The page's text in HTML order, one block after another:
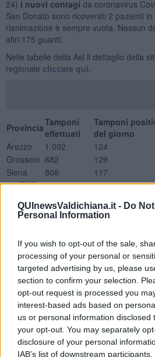
QUInewsValdichiana.it - Do
Personal Information
If you wish to opt-out of the sale,
processing of your personal or
targeted advertising by us, please
section to confirm your selection.
opt-out request is processed you
interest-based ads based on
us or personal information disclosed
your opt-out. You may separately
disclosure of your personal
IAB’s list of downstream
24) i nuovi contagi da coronavirus
San Donato sono ricoverati 2 pazienti
rianimazione è sempre vuota. Nessun
altri 175 guariti.
Nelle tabelle della Asl il dettaglio della
regionale cliccate qui.
ProvinciaTamponi
effettuati
Tamponi
del giorno
Arezzo
1.092 124
Grosseto 682 129
Siena
806 117
Asl TSE
2508 370
Provincia0-1819-3435-4950-64
Grosseto
6 15 26 33 31
Siena
13 12 21 32 29
ASL TSE 28 41 72 98 84
Ricoveri con sintomatologia Covid
Degenza Covid San Donato Arezzo
2
TI San Donato Arezzo
0
Degenza Covid Misericordia Grosseto10
TI Misericordia Grosseto
1